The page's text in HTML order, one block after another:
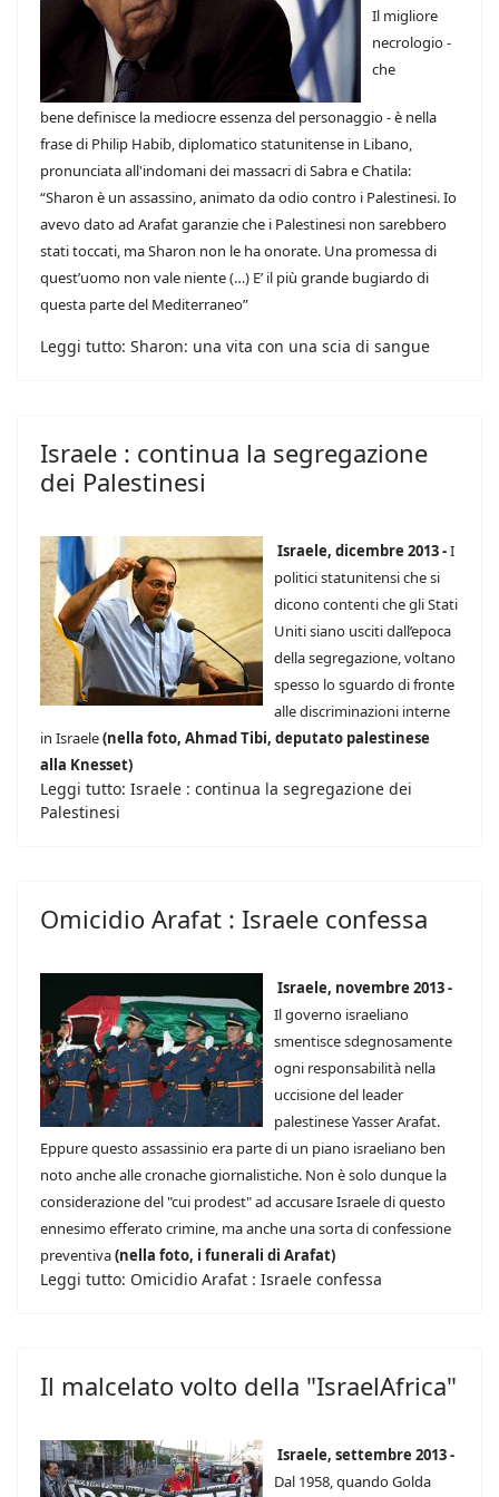
Il migliore
necrologio -
che
bene definisce la mediocre essenza del personaggio - è nella
frase di Philip Habib, diplomatico statunitense in Libano,
pronunciata all'indomani dei massacri di Sabra e Chatila:
“Sharon è un assassino, animato da odio contro i Palestinesi. Io
avevo dato ad Arafat garanzie che i Palestinesi non sarebbero
stati toccati, ma Sharon non le ha onorate. Una promessa di
quest’uomo non vale niente (…) E’ il più grande bugiardo di
questa parte del Mediterraneo”
Leggi tutto: Sharon: una vita con una scia di sangue
Israele : continua la segregazione
dei Palestinesi
Israele, dicembre 2013 -I
politici statunitensi che si
dicono contenti che gli Stati
Uniti siano usciti dall’epoca
della segregazione, voltano
spesso lo sguardo di fronte
alle discriminazioni interne
in Israele(nella foto, Ahmad Tibi, deputato palestinese
alla Knesset)
Leggi tutto: Israele : continua la segregazione dei
Palestinesi
Omicidio Arafat : Israele confessa
Israele, novembre 2013 -
Il governo israeliano
smentisce sdegnosamente
ogni responsabilità nella
uccisione del leader
palestinese Yasser Arafat.
Eppure questo assassinio era parte di un piano israeliano ben
noto anche alle cronache giornalistiche. Non è solo dunque la
considerazione del "cui prodest" ad accusare Israele di questo
ennesimo efferato crimine, ma anche una sorta di confessione
preventiva(nella foto, i funerali di Arafat)
Leggi tutto: Omicidio Arafat : Israele confessa
Il malcelato volto della "IsraelAfrica"
Israele, settembre 2013 -
Dal 1958, quando Golda